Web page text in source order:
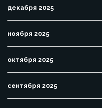
декабря 2025
ноября 2025
октября 2025
сентября 2025